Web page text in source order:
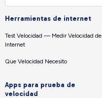
Herramientas de internet
Test Velocidad — Medir Velocidad de
Internet
Que Velocidad Necesito
Apps para prueba de
velocidad